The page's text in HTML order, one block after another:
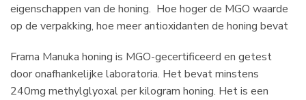
eigenschappen van de honing. Hoe hoger de MGO waarde
op de verpakking, hoe meer antioxidanten de honing bevat
Frama Manuka honing is MGO-gecertificeerd en getest
door onafhankelijke laboratoria. Het bevat minstens
240mg methylglyoxal per kilogram honing. Het is een